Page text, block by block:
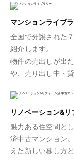
マンションライブ
全国で分譲された
紹介します。
物件の売出しが出
や、売り出し中・
リノベーション&
魅力ある住空間と
済中古マンション
えた新しい暮し方